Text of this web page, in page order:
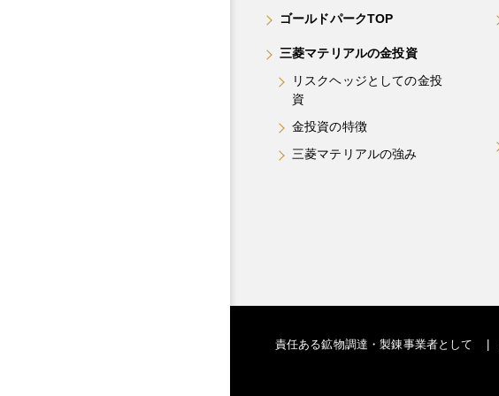
ゴールドパークTOP
三菱マテリアルの金投資
リスクヘッジとしての金投
資
金投資の特徴
三菱マテリアルの強み
責任ある鉱物調達・製錬事業者として